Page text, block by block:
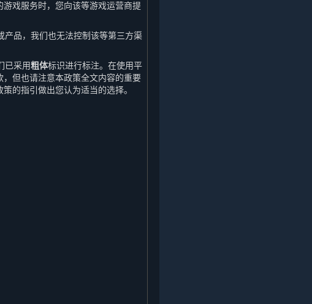
戏服务时，您向该等游戏运营商提
产品，我们也无法控制该等第三方渠
已采用粗体标识进行标注。在使用平
，但也请注意本政策全文内容的重要
的指引做出您认为适当的选择。